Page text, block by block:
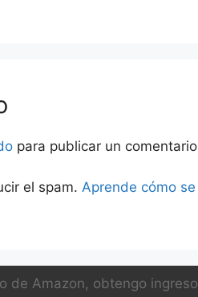
para publicar un
el spam. Aprende cómo
de Amazon, obtengo